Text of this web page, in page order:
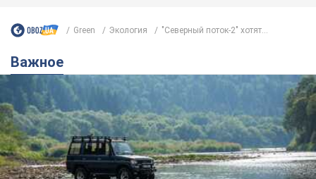
Green Экология "Северный поток-2" хотят...
Важное